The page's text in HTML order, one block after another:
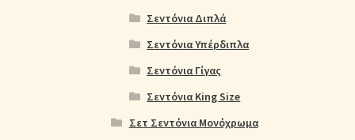
Σεντόνια Διπλά
Σεντόνια Υπέρδιπλα
Σεντόνια Γίγας
Σεντόνια King Size
Σετ Σεντόνια Μονόχρωμα